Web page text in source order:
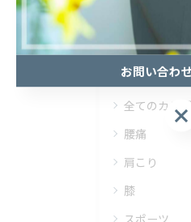
カテゴリー
全てのカテ
腰痛
肩こり
膝
スポーツ
お問い合わ
お問い合わ